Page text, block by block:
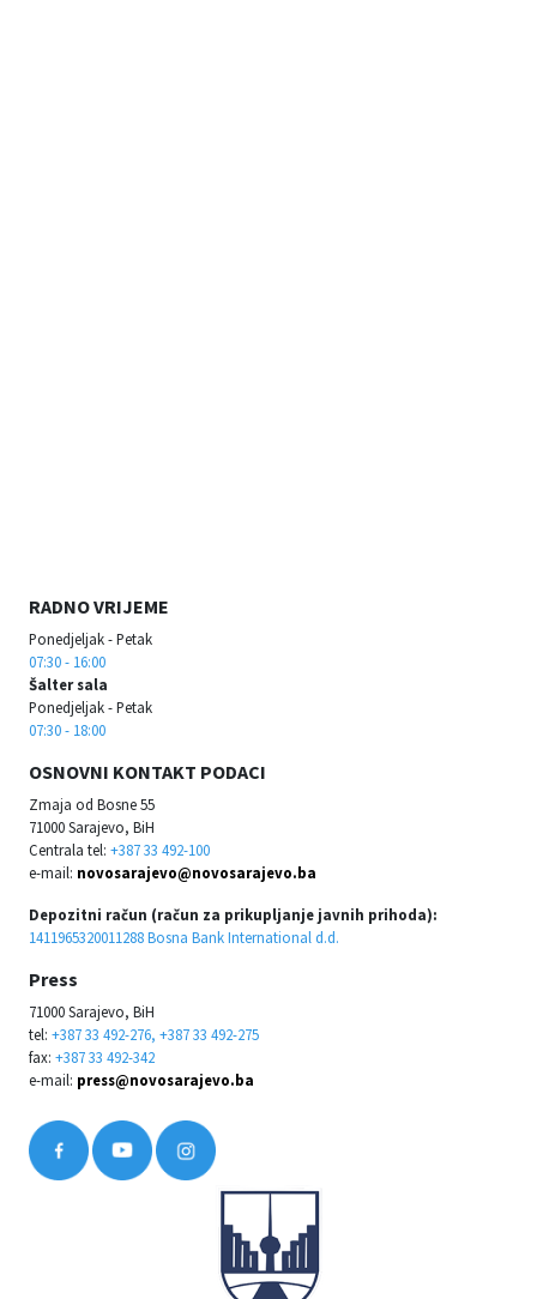
RADNO VRIJEME
Ponedjeljak - Petak
07:30 - 16:00
Šalter sala
Ponedjeljak - Petak
07:30 - 18:00
OSNOVNI KONTAKT PODACI
Zmaja od Bosne 55
71000 Sarajevo, BiH
Centrala tel: +387 33 492-100
e-mail: novosarajevo@novosarajevo.ba
Depozitni račun (račun za prikupljanje javnih prihoda):
1411965320011288 Bosna Bank International d.d.
Press
71000 Sarajevo, BiH
tel: +387 33 492-276, +387 33 492-275
fax: +387 33 492-342
e-mail: press@novosarajevo.ba